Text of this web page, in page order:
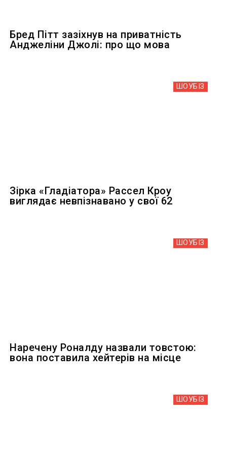
Бред Пітт зазіхнув на приватність
Анджеліни Джолі: про що мова
ШОУБIЗ
Зірка «Гладіатора» Рассел Кроу
виглядає невпізнавано у свої 62
ШОУБIЗ
Наречену Роналду назвали товстою:
вона поставила хейтерів на місце
ШОУБIЗ